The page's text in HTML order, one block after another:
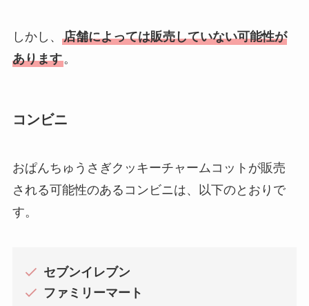
しかし、 店舗によっては販売していない可能性が
あります。
コンビニ
おぱんちゅうさぎクッキーチャームコットが販売
される可能性のあるコンビニは、以下のとおりで
す。
セブンイレブン
ファミリーマート